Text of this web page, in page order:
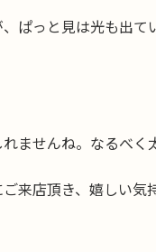
ぱっと見は光も出
ませんね。なるべく
来店頂き、嬉しい気